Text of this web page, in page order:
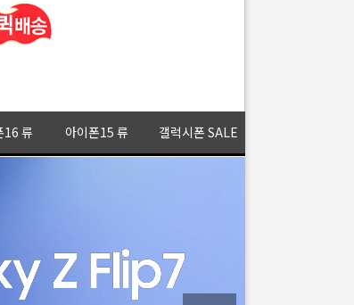
16 류 아이폰15 류 갤럭시폰 SALE